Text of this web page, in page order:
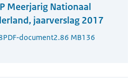
Meerjarig Nationaal
jaarverslag 2017
PDF-document2.86 MB136